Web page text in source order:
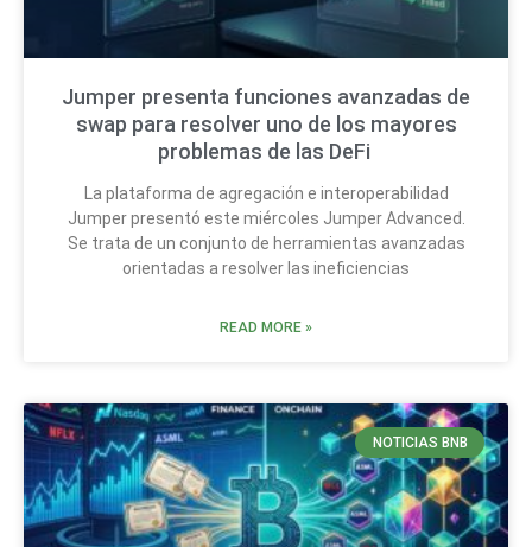
Jumper presenta funciones avanzadas de
swap para resolver uno de los mayores
problemas de las DeFi
La plataforma de agregación e interoperabilidad
Jumper presentó este miércoles Jumper Advanced.
Se trata de un conjunto de herramientas avanzadas
orientadas a resolver las ineficiencias
READ MORE »
NOTICIAS BNB